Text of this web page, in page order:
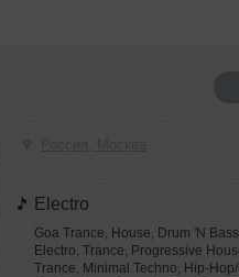
Electro
Goa Trance, House, Drum 'N
Electro, Trance, Progressive
Trance, Minimal Techno, Hip-